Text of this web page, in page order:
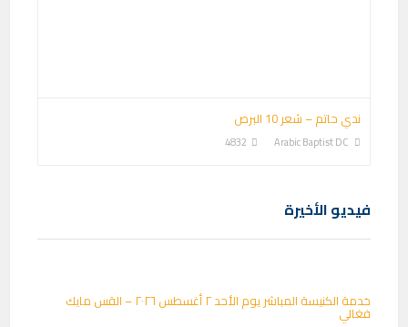
ندي حاتم – شعر 10 البرص
Arabic Baptist DC
4832
فيديو الأخيرة
خدمة الكنيسة المباشر يوم الأحد ٢ أغسطس ٢٠٢٦ – القس مايك
فغالي